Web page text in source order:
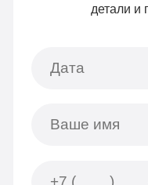
детали и